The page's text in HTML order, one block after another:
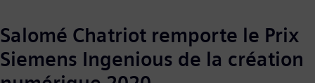
Salomé Chatriot remporte le Prix
Siemens Ingenious de la création